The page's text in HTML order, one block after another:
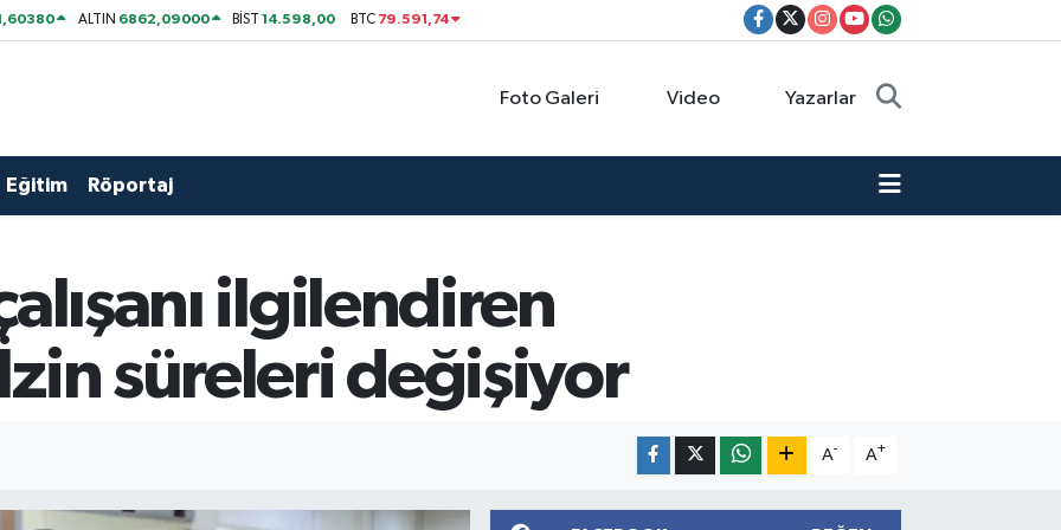
ALTIN 6862,09000 BİST14.598,00 BTC 79.591,74
Foto Galeri Video Yazarlar
Eğitim Röportaj
ilgilendiren
süreleri değişiyor
A- A+